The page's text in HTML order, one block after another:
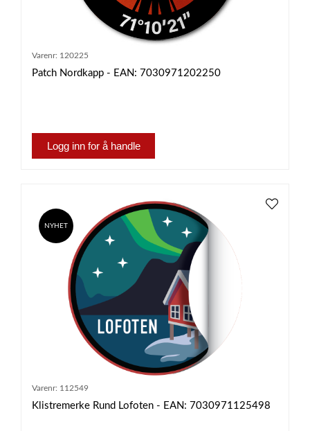
Varenr: 120225
Patch Nordkapp - EAN: 7030971202250
Logg inn for å handle
NYHET
Varenr: 112549
Klistremerke Rund Lofoten - EAN: 7030971125498